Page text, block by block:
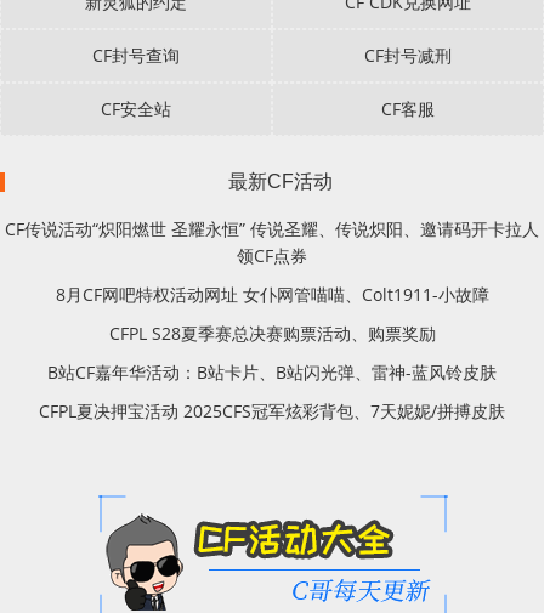
CF封号查询 CF封号减刑
CF安全站 CF客服
最新CF活动
CF传说活动“炽阳燃世 圣耀永恒” 传说圣耀、传说炽阳、邀请码开卡拉人
领CF点券
8月CF网吧特权活动网址 女仆网管喵喵、Colt1911-小故障
CFPL S28夏季赛总决赛购票活动、购票奖励
B站CF嘉年华活动：B站卡片、B站闪光弹、雷神-蓝风铃皮肤
CFPL夏决押宝活动 2025CFS冠军炫彩背包、7天妮妮/拼搏皮肤